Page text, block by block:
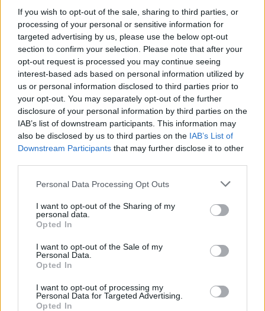
If you wish to opt-out of the sale, sharing to third parties, or
processing of your personal or sensitive information for
targeted advertising by us, please use the below opt-out
section to confirm your selection. Please note that after your
opt-out request is processed you may continue seeing
interest-based ads based on personal information utilized by
us or personal information disclosed to third parties prior to
your opt-out. You may separately opt-out of the further
disclosure of your personal information by third parties on the
IAB’s list of downstream participants. This information may
also be disclosed by us to third parties on the IAB’s List of
Downstream Participants that may further disclose it to other
Personal Data Processing Opt Outs
I want to opt-out of the Sharing of my
personal data.
Opted In
I want to opt-out of the Sale of my
Personal Data.
Opted In
I want to opt-out of processing my
Personal Data for Targeted Advertising.
Opted In
που τράβηξε όλα τα
βλέμματα
ΔΈΣΠΟΙΝΑ ΠΟΛΥΧΡΟΝΊΔΟΥ ΙΟΥΛ 27, 2026
STYLE
Αν υπάρχει ένα outfit που
αξίζει να φορέσεις φέτος το
καλοκαίρι, είναι αυτό
ΔΈΣΠΟΙΝΑ ΠΟΛΥΧΡΟΝΊΔΟΥ ΙΟΥΛ 24, 2026
νυφικό‑έκπληξη από στενή